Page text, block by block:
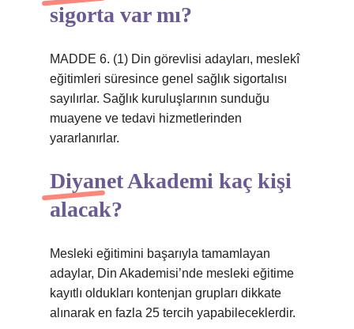
sigorta var mı?
MADDE 6. (1) Din görevlisi adayları, meslekî
eğitimleri süresince genel sağlık sigortalısı
sayılırlar. Sağlık kuruluşlarının sunduğu
muayene ve tedavi hizmetlerinden
yararlanırlar.
Diyanet Akademi kaç kişi
alacak?
Mesleki eğitimini başarıyla tamamlayan
adaylar, Din Akademisi’nde mesleki eğitime
kayıtlı oldukları kontenjan grupları dikkate
alınarak en fazla 25 tercih yapabileceklerdir.